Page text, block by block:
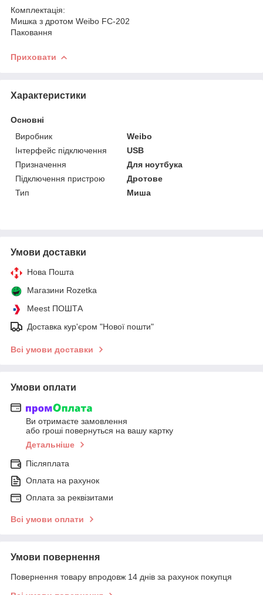
Комплектація:
Мишка з дротом Weibo FC-202
Паковання
Приховати
Характеристики
Основні
Виробник
Weibo
Інтерфейс підключення
USB
Призначення
Для ноутбука
Підключення пристрою
Дротове
Тип
Миша
Умови доставки
Нова Пошта
Магазини Rozetka
Meest ПОШТА
Доставка кур'єром "Нової пошти"
Всі умови доставки
Умови оплати
Ви отримаєте замовлення
або гроші повернуться на вашу картку
Детальніше
Післяплата
Оплата на рахунок
Оплата за реквізитами
Всі умови оплати
Умови повернення
Повернення товару впродовж 14 днів за рахунок покупця